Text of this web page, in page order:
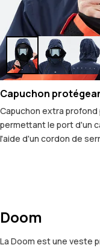
Capuchon
Capuchon extra
permettant le port d'un
l'aide d'un cordon de
Doom
La Doom est une veste